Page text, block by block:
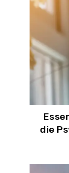
die